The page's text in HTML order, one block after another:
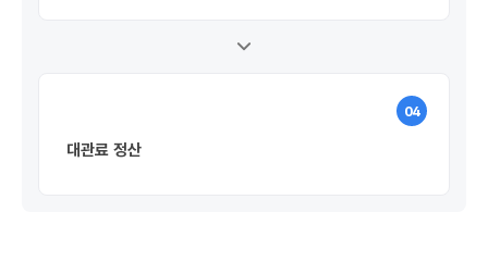
04
대관료 정산